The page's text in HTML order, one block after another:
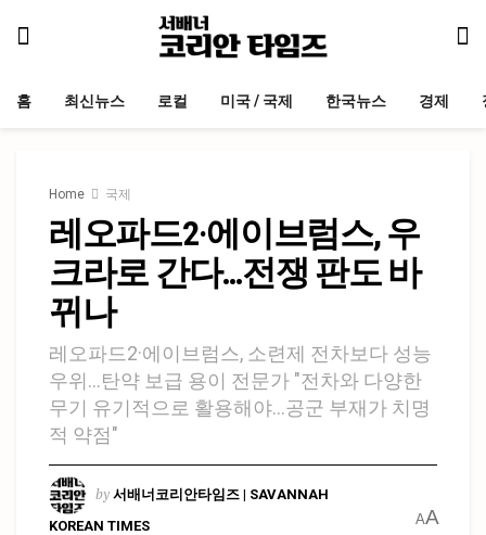
홈 최신뉴스 로컬 미국 / 국제 한국뉴스 경제
Home 국제
레오파드2·에이브럼스, 우
크라로 간다…전쟁 판도 바
뀌나
레오파드2·에이브럼스, 소련제 전차보다 성능
우위…탄약 보급 용이 전문가 "전차와 다양한
무기 유기적으로 활용해야…공군 부재가 치명
적 약점"
by 서배너코리안타임즈 | SAVANNAH
KOREAN TIMES
AA